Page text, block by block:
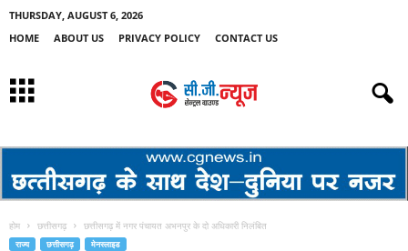
THURSDAY, AUGUST 6, 2026
HOME
ABOUT US PRIVACY POLICY CONTACT US
होम छत्तीसगढ़ छत्तीसगढ़ में नगर पंचायत अभनपुर के दो अधिकारी निलंबित
राज्य छत्तीसगढ़ मेनस्लाइड